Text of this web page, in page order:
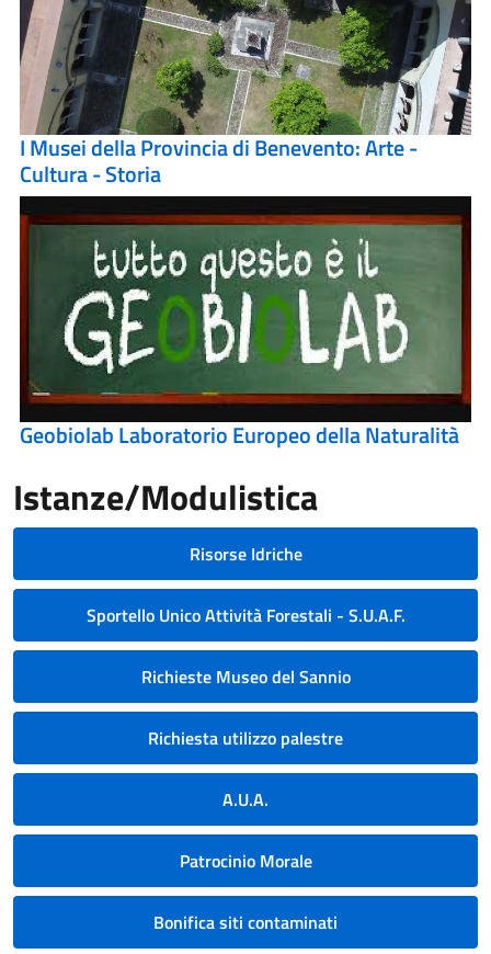
I Musei della Provincia di Benevento: Arte -
Cultura - Storia
Geobiolab Laboratorio Europeo della Naturalità
Istanze/Modulistica
Risorse Idriche
Sportello Unico Attività Forestali - S.U.A.F.
Richieste Museo del Sannio
Richiesta utilizzo palestre
A.U.A.
Patrocinio Morale
Bonifica siti contaminati